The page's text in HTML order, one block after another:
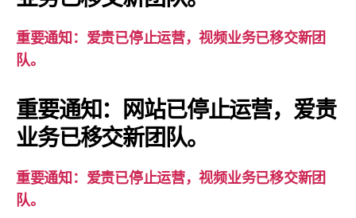
视
重要通知：爱责已停止运营，视频业务已移交新团
队。
重要通知：网站已停止运营，爱责
业务已移交新团队。
重要通知：爱责已停止运营，视频业务已移交新团
队。